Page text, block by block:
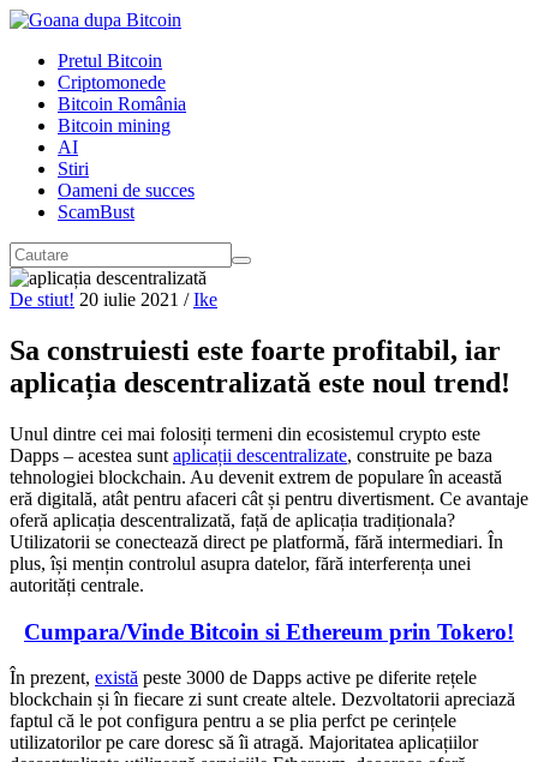
Pretul Bitcoin
Criptomonede
Bitcoin România
Bitcoin mining
AI
Stiri
Oameni de succes
ScamBust
De stiut! 20 iulie 2021 / Ike
Sa construiesti este foarte profitabil, iar
aplicația descentralizată este noul trend!
Unul dintre cei mai folosiți termeni din ecosistemul crypto este
Dapps – acestea sunt aplicații descentralizate, construite pe baza
tehnologiei blockchain. Au devenit extrem de populare în această
eră digitală, atât pentru afaceri cât și pentru divertisment. Ce avantaje
oferă aplicația descentralizată, față de aplicația tradiționala?
Utilizatorii se conectează direct pe platformă, fără intermediari. În
plus, își mențin controlul asupra datelor, fără interferența unei
autorități centrale.
Cumpara/Vinde Bitcoin si Ethereum prin Tokero!
În prezent, există peste 3000 de Dapps active pe diferite rețele
blockchain și în fiecare zi sunt create altele. Dezvoltatorii apreciază
faptul că le pot configura pentru a se plia perfct pe cerințele
utilizatorilor pe care doresc să îi atragă. Majoritatea aplicațiilor